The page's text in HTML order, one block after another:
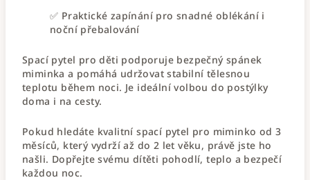
✅ Praktické zapínání pro snadné oblékání i
noční přebalování
Spací pytel pro děti podporuje bezpečný spánek
miminka a pomáhá udržovat stabilní tělesnou
teplotu během noci. Je ideální volbou do postýlky
doma i na cesty.
Pokud hledáte kvalitní spací pytel pro miminko od 3
měsíců, který vydrží až do 2 let věku, právě jste ho
našli. Dopřejte svému dítěti pohodlí, teplo a bezpečí
každou noc.